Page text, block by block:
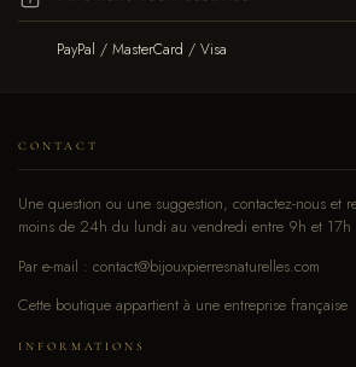
PayPal / MasterCard / Visa
CONTACT
Une question ou une suggestion, contactez-nous et
moins de 24h du lundi au vendredi entre 9h et 17h
Par e-mail : contact@bijouxpierresnaturelles.com
Cette boutique appartient à une entreprise française
INFORMATIONS